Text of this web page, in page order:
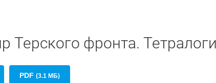
Терского фронта.
PDF (3.1 МБ)